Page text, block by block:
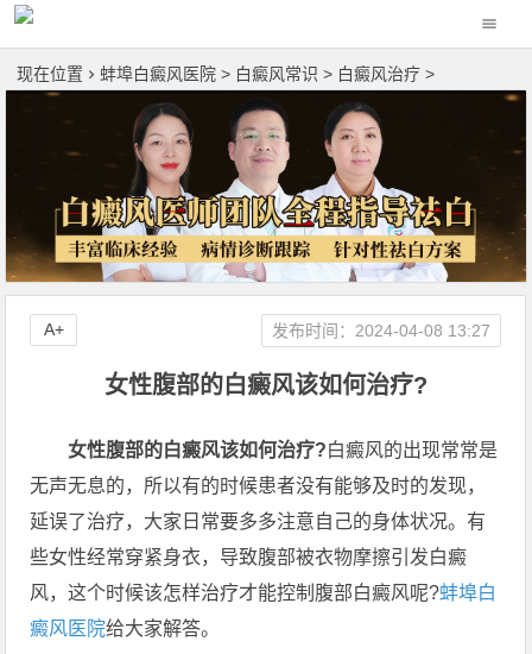
现在位置 蚌埠白癜风医院 > 白癜风常识 > 白癜风治疗 >
女性腹部的白癜风该如何治疗?
发布时间：2024-04-08 13:27
A+
女性腹部的白癜风该如何治疗?白癜风的出现常常是
无声无息的，所以有的时候患者没有能够及时的发现，
延误了治疗，大家日常要多多注意自己的身体状况。有
些女性经常穿紧身衣，导致腹部被衣物摩擦引发白癜
风，这个时候该怎样治疗才能控制腹部白癜风呢?蚌埠白
癜风医院给大家解答。